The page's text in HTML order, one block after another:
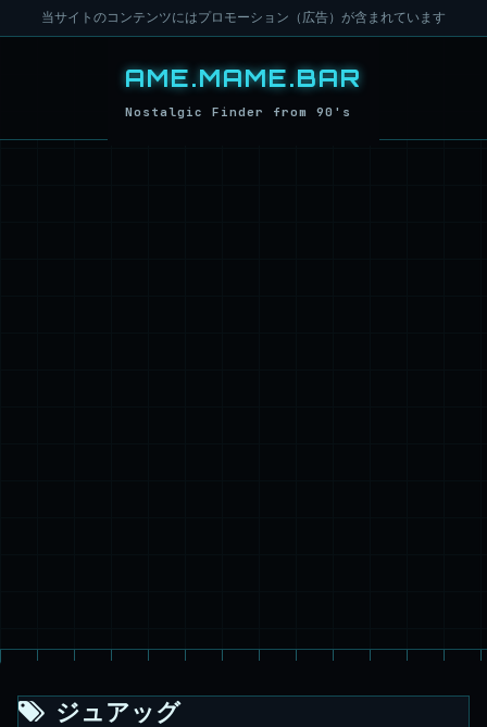
当サイトのコンテンツにはプロモーション（広告）が含まれています
ジュアッグ